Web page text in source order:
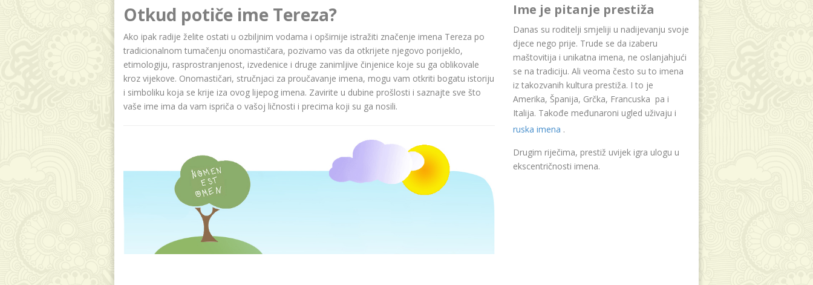
Otkud potiče ime Tereza?
Ako ipak radije želite ostati u ozbiljnim vodama i opširnije istražiti značenje imena Tereza po
tradicionalnom tumačenju onomastičara, pozivamo vas da otkrijete njegovo porijeklo,
etimologiju, rasprostranjenost, izvedenice i druge zanimljive činjenice koje su ga oblikovale
kroz vijekove. Onomastičari, stručnjaci za proučavanje imena, mogu vam otkriti bogatu istoriju
i simboliku koja se krije iza ovog lijepog imena. Zavirite u dubine prošlosti i saznajte sve što
vaše ime ima da vam ispriča o vašoj ličnosti i precima koji su ga nosili.
Ime je pitanje prestiža
Danas su roditelji smjeliji u nadijevanju svoje
djece nego prije. Trude se da izaberu
maštovitija i unikatna imena, ne oslanjahjući
se na tradiciju. Ali veoma često su to imena
iz takozvanih kultura prestiža. I to je
Amerika, Španija, Grčka, Francuska pa i
Italija. Takođe međunaroni ugled uživaju i
ruska imena .
Drugim riječima, prestiž uvijek igra ulogu u
ekscentričnosti imena.